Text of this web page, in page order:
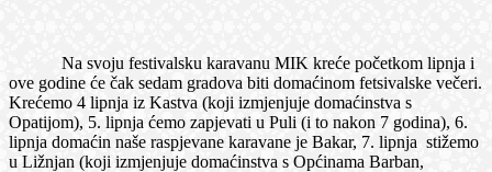
Na svoju festivalsku karavanu MIK kreće početkom lipnja i
ove godine će čak sedam gradova biti domaćinom fetsivalske večeri.
Krećemo 4 lipnja iz Kastva (koji izmjenjuje domaćinstva s
Opatijom), 5. lipnja ćemo zapjevati u Puli (i to nakon 7 godina), 6.
lipnja domaćin naše raspjevane karavane je Bakar, 7. lipnja stižemo
u Ližnjan (koji izmjenjuje domaćinstva s Općinama Barban,